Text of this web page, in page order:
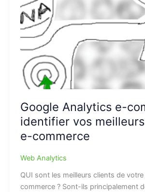
Google Analytics e-
identifier vos
e-commerce
Web Analytics
QUI sont les meilleurs clients de
commerce ? Sont-ils principalement